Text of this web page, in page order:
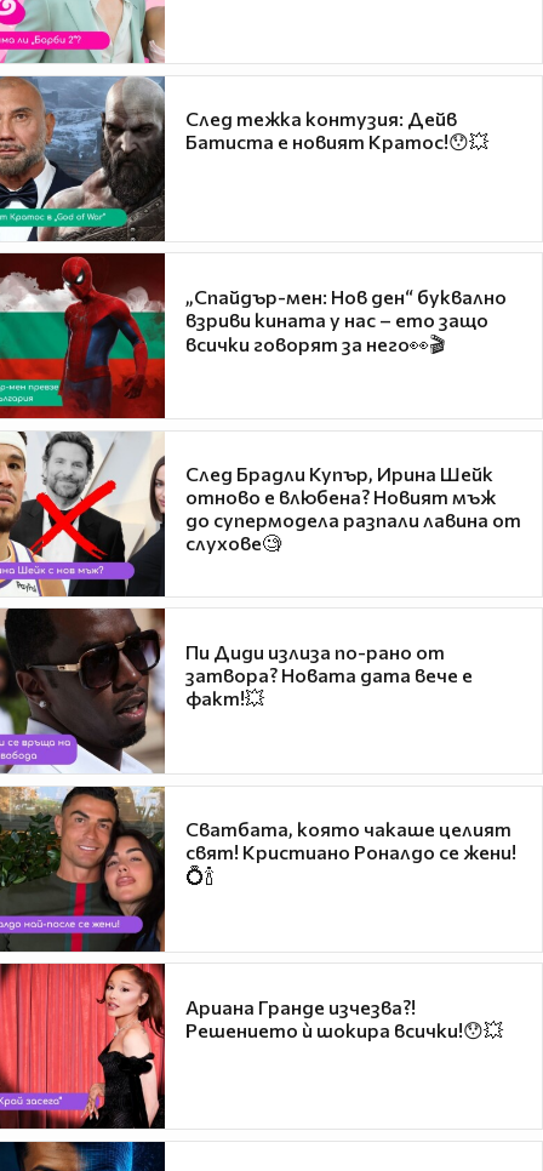
След тежка контузия: Дейв
Батиста е новият Кратос!😯💥
„Спайдър-мен: Нов ден“ буквално
взриви кината у нас – ето защо
всички говорят за него👀🎬
След Брадли Купър, Ирина Шейк
отново е влюбена? Новият мъж
до супермодела разпали лавина от
слухове🧐
Пи Диди излиза по-рано от
затвора? Новата дата вече е
факт!💥
Сватбата, която чакаше целият
свят! Кристиано Роналдо се жени!
💍🍾
Ариана Гранде изчезва?!
Решението ѝ шокира всички!😯💥